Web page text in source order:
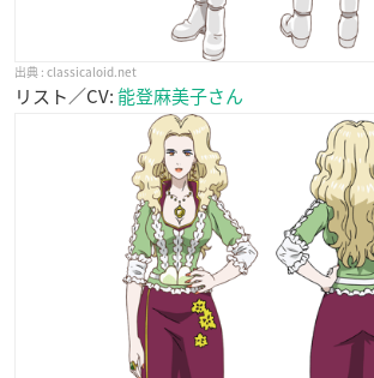
classicaloid.net
リスト／CV:能登麻美子さん